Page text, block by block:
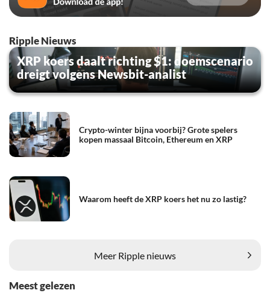
Ripple Nieuws
XRP koers daalt richting $1: doemscenario
dreigt volgens Newsbit-analist
Crypto-winter bijna voorbij? Grote spelers
kopen massaal Bitcoin, Ethereum en XRP
Waarom heeft de XRP koers het nu zo lastig?
Meer Ripple nieuws
Meest gelezen